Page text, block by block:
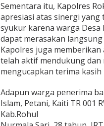
Sementara itu, Kapolres
apresiasi atas sinergi
syukur karena warga Desa
dapat merasakan
Kapolres juga
telah aktif mendukung
mengucapkan terima
Adapun warga penerima
Islam, Petani, Kaiti TR 001
Kab.Rohul